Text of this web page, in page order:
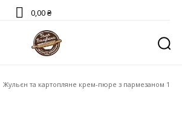
0,00 ₴
Жульєн та картопляне крем-пюре з пармезаном 1